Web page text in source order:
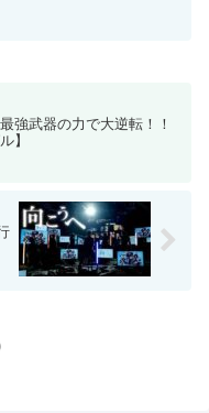
強武器の力で大逆転！！
】